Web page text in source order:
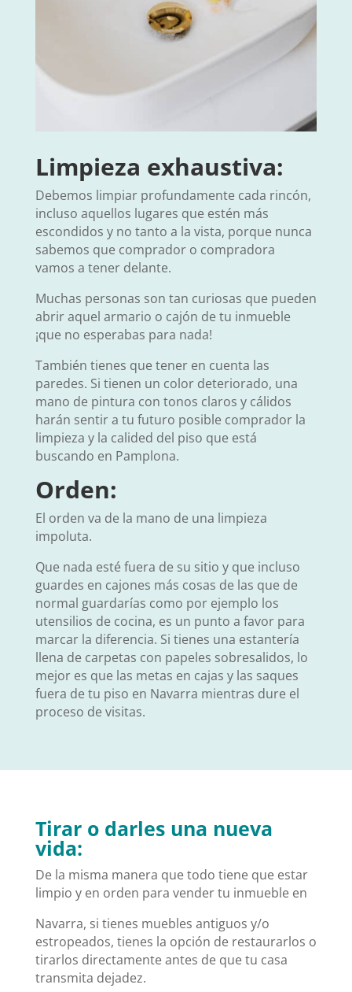
Limpieza exhaustiva:
Debemos limpiar profundamente cada rincón,
incluso aquellos lugares que estén más
escondidos y no tanto a la vista, porque nunca
sabemos que comprador o compradora
vamos a tener delante.
Muchas personas son tan curiosas que pueden
abrir aquel armario o cajón de tu inmueble
¡que no esperabas para nada!
También tienes que tener en cuenta las
paredes. Si tienen un color deteriorado, una
mano de pintura con tonos claros y cálidos
harán sentir a tu futuro posible comprador la
limpieza y la calided del piso que está
buscando en Pamplona.
Orden:
El orden va de la mano de una limpieza
impoluta.
Que nada esté fuera de su sitio y que incluso
guardes en cajones más cosas de las que de
normal guardarías como por ejemplo los
utensilios de cocina, es un punto a favor para
marcar la diferencia. Si tienes una estantería
llena de carpetas con papeles sobresalidos, lo
mejor es que las metas en cajas y las saques
fuera de tu piso en Navarra mientras dure el
proceso de visitas.
Tirar o darles una nueva
vida:
De la misma manera que todo tiene que estar
limpio y en orden para vender tu inmueble en
Navarra, si tienes muebles antiguos y/o
estropeados, tienes la opción de restaurarlos o
tirarlos directamente antes de que tu casa
transmita dejadez.